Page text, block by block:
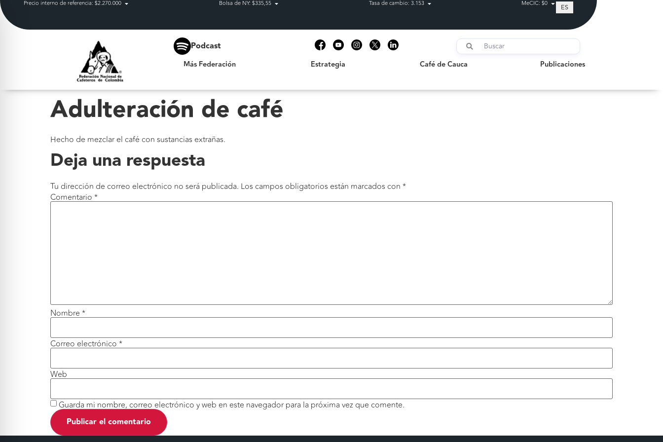
Precio interno de referencia: $2.270.000 Bolsa de NY: $335,55 Tasa de cambio: 3.153 MeCIC: $0 ES
Podcast
Más Federación Estrategia Café de Cauca Publicaciones
Publicaciones
Adulteración de café
Hecho de mezclar el café con sustancias extrañas.
Deja una respuesta
Tu dirección de correo electrónico no será publicada. Los campos obligatorios están marcados con *
Comentario *
Nombre *
Correo electrónico *
Web
Guarda mi nombre, correo electrónico y web en este navegador para la próxima vez que comente.